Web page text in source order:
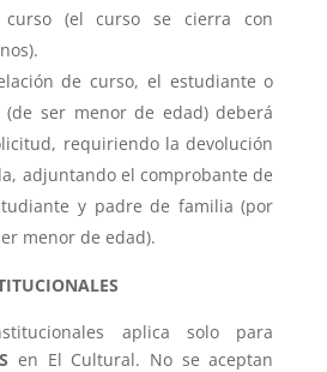
curso (el curso se cierra con
de curso, el estudiante o
ser menor de edad) deberá
requiriendo la devolución
adjuntando el comprobante de
y padre de familia (por
menor de edad).
aplica solo para
en El Cultural. No se aceptan